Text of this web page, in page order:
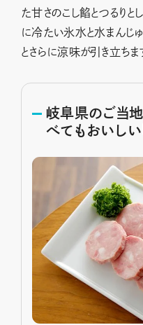
た甘さのこし餡とつるり
に冷たい氷水と水まんじ
とさらに涼味が引き立ちま
岐阜県のご当
べてもおいしい